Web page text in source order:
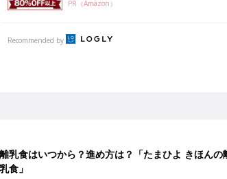
子育てとお金
妊娠・出産・育児にかかる費用やもらえる補助
金・助成金を解説
早産奮闘記 #24】